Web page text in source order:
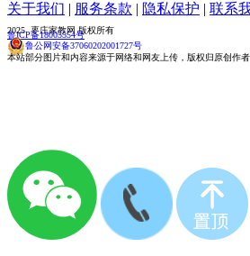
关于我们 | 服务条款 | 隐私保护 | 联系
2025 枣庄家教网 版权所有
鲁ICP备18005554号
鲁公网安备37060202001727号
本站部分图片和内容来源于网络和网友上传，版权归原创作